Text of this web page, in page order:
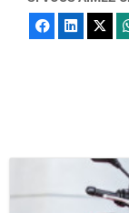
FacebookLinkedIn